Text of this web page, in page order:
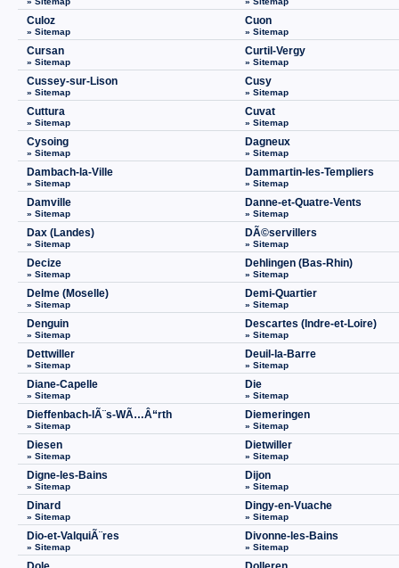
Culoz
» Sitemap
Cuon
» Sitemap
Cursan
» Sitemap
Curtil-Vergy
» Sitemap
Cussey-sur-Lison
» Sitemap
Cusy
» Sitemap
Cuttura
» Sitemap
Cuvat
» Sitemap
Cysoing
» Sitemap
Dagneux
» Sitemap
Dambach-la-Ville
» Sitemap
Dammartin-les-Templiers
» Sitemap
Damville
» Sitemap
Danne-et-Quatre-Vents
» Sitemap
Dax (Landes)
» Sitemap
DÃ©servillers
» Sitemap
Decize
» Sitemap
Dehlingen (Bas-Rhin)
» Sitemap
Delme (Moselle)
» Sitemap
Demi-Quartier
» Sitemap
Denguin
» Sitemap
Descartes (Indre-et-Loire)
» Sitemap
Dettwiller
» Sitemap
Deuil-la-Barre
» Sitemap
Diane-Capelle
» Sitemap
Die
» Sitemap
Dieffenbach-lÃ¨s-WÃ…Â“rth
» Sitemap
Diemeringen
» Sitemap
Diesen
» Sitemap
Dietwiller
» Sitemap
Digne-les-Bains
» Sitemap
Dijon
» Sitemap
Dinard
» Sitemap
Dingy-en-Vuache
» Sitemap
Dio-et-ValquiÃ¨res
» Sitemap
Divonne-les-Bains
» Sitemap